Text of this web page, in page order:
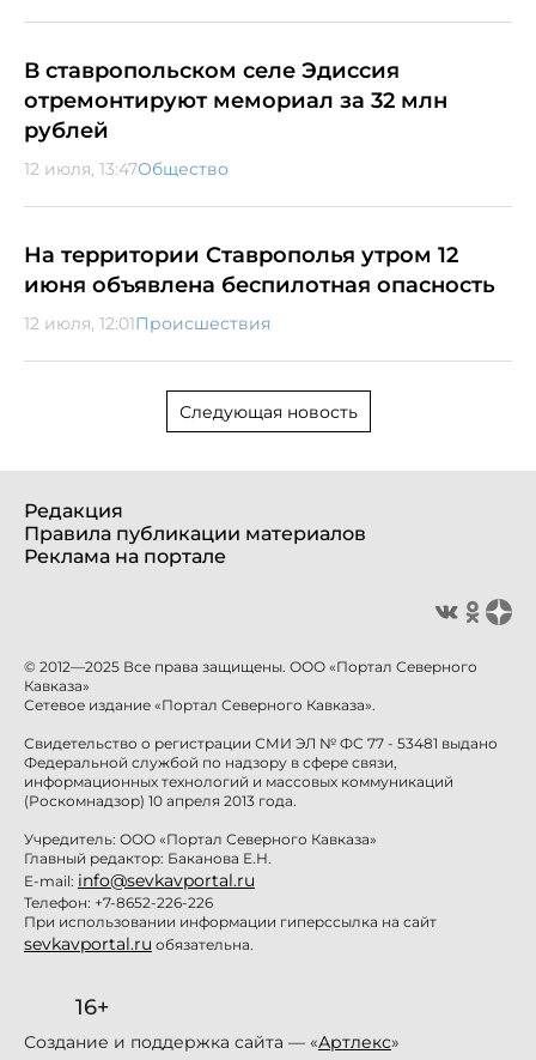
В ставропольском селе Эдиссия
отремонтируют мемориал за 32 млн
рублей
12 июля, 13:47Общество
На территории Ставрополья утром 12
июня объявлена беспилотная опасность
12 июля, 12:01Происшествия
Следующая новость
Редакция
Правила публикации материалов
Реклама на портале
© 2012—2025 Все права защищены. ООО «Портал Северного
Кавказа»
Сетевое издание «Портал Северного Кавказа».
Свидетельство о регистрации СМИ ЭЛ № ФС 77 - 53481 выдано
Федеральной службой по надзору в сфере связи,
информационных технологий и массовых коммуникаций
(Роскомнадзор) 10 апреля 2013 года.
Учредитель: ООО «Портал Северного Кавказа»
Главный редактор: Баканова Е.Н.
E-mail: info@sevkavportal.ru
Телефон: +7-8652-226-226
При использовании информации гиперссылка на сайт
sevkavportal.ru обязательна.
16+
Создание и поддержка сайта — «Артлекс»